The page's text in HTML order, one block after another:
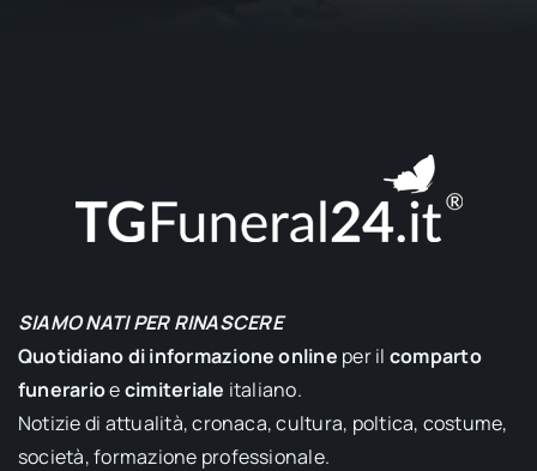
SIAMO NATI PER RINASCERE
Quotidiano di informazione online per il comparto
funerarioecimiteriale italiano.
Notizie di attualità, cronaca, cultura, poltica, costume,
società, formazione professionale.